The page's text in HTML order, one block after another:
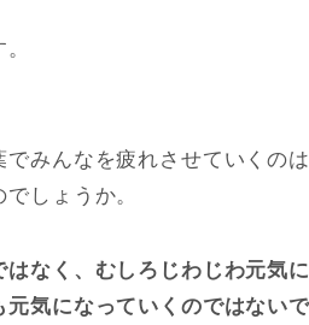
みんなを疲れさせていくのは
しょうか。
はなく、むしろじわじわ元気
気になっていくのではない